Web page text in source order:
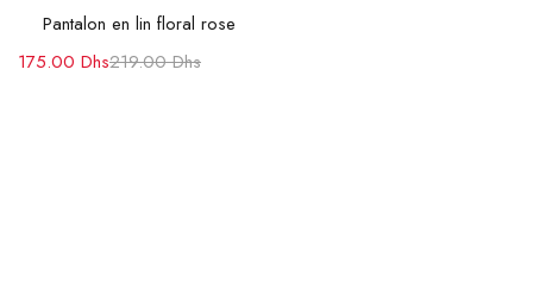
Pantalon en lin floral rose
219.00Dhs
175.00 Dhs